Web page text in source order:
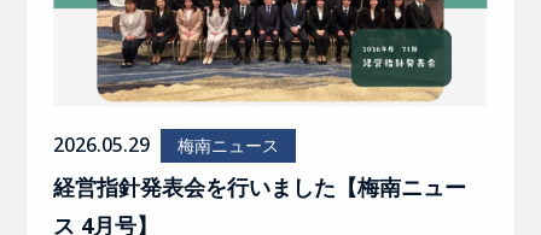
2026.05.29 梅南ニュース
経営指針発表会を行いました【梅南ニュー
ス 4月号】